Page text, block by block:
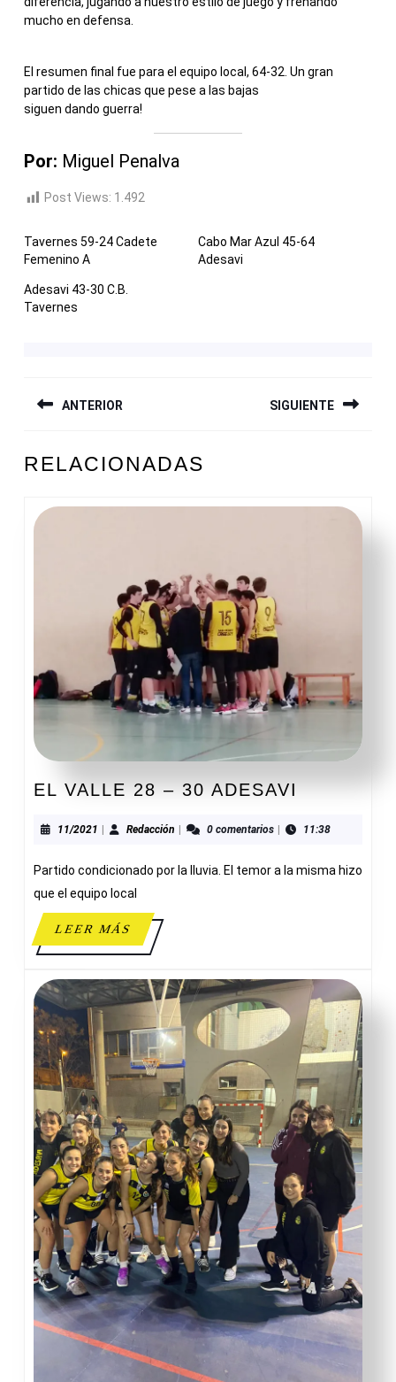
mucho en defensa.
El resumen final fue para el equipo local, 64-32. Un gran
partido de las chicas que pese a las bajas
siguen dando guerra!
Por: Miguel Penalva
Post Views: 1.492
Tavernes 59-24 Cadete
Femenino A
Cabo Mar Azul 45-64
Adesavi
Adesavi 43-30 C.B.
Tavernes
DE
ANTERIOR
anterior:
SIGUIENTE
entrada:
RELACIONADAS
EL VALLE 28 – 30 ADESAVI
28
30
11/2021 11/2021Redacción Redacción0 comentarios 11:38
Partido condicionado por la lluvia. El temor a la misma hizo
que el equipo local
LEER MÁSLEER
MÁS